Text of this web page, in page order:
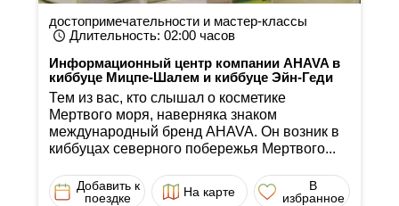
достопримечательности и мастер-классы
Длительность: 02:00часов
Информационный центр компании AHAVA в
киббуце Мицпе-Шалем и киббуце Эйн-Геди
Тем из вас, кто слышал о косметике
Мертвого моря, наверняка знаком
международный бренд AHAVA. Он возник в
киббуцах северного побережья Мертвого...
Добавить к
поездке
На карте
В
избранное